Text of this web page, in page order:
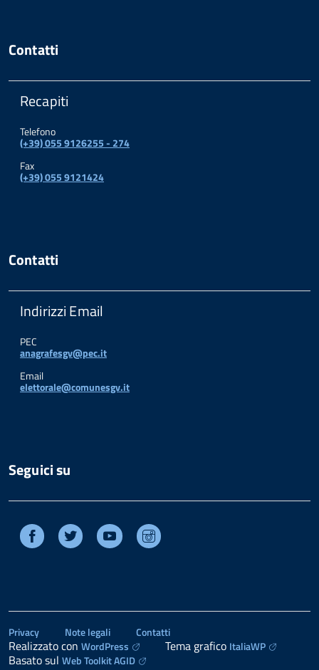
Contatti
Recapiti
Telefono
(+39) 055 9126255 - 274
Fax
(+39) 055 9121424
Contatti
Indirizzi Email
PEC
anagrafesgv@pec.it
Email
elettorale@comunesgv.it
Seguici su
Facebook Twitter Youtube
Privacy Note legali Contatti
Realizzato con WordPress Tema grafico ItaliaWP
Basato sul Web Toolkit AGID